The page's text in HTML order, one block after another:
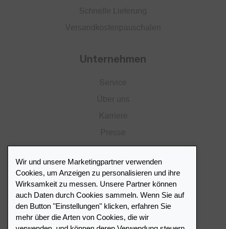
Unternehmen
Händlerportal
Händlerverzeichnis
Meinen Leuchtturm Händler finden
Wir und unsere Marketingpartner verwenden
Cookies, um Anzeigen zu personalisieren und ihre
Wirksamkeit zu messen. Unsere Partner können
auch Daten durch Cookies sammeln. Wenn Sie auf
den Button "Einstellungen" klicken, erfahren Sie
mehr über die Arten von Cookies, die wir